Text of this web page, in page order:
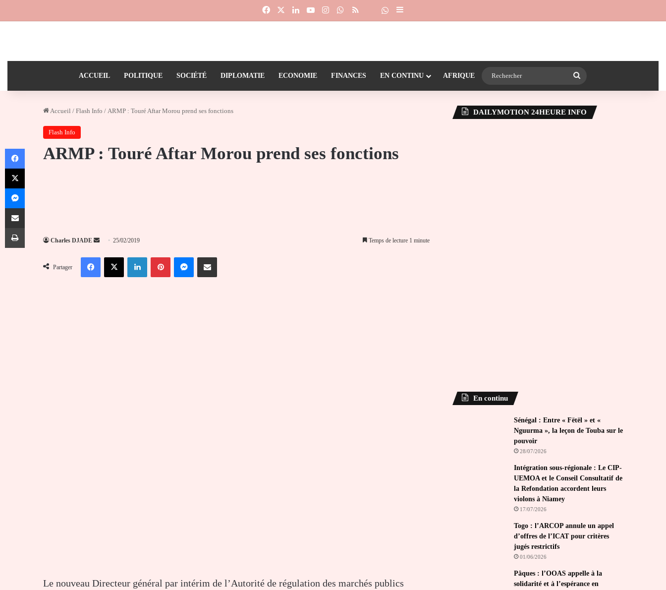
FacebookLinkedinYouTubeInstagramWhatsApp
RSS Dailymotion
Suivre la chaîne 24heureinfo sur WhatsApp
Sidebar (barre latérale)
ACCUEIL POLITIQUE SOCIÉTÉ DIPLOMATIE ECONOMIE FINANCES EN CONTINU AFRIQUE
Accueil / Flash Info / ARMP : Touré Aftar Morou prend ses fonctions
Flash Info
ARMP : Touré Aftar Morou prend ses fonctions
Charles DJADE
Envoyer
courriel
25/02/2019 Temps de lecture 1 minute
Partager
FacebookX LinkedinPinterestMessengerPartager par email
Le nouveau Directeur général par intérim de l’Autorité de régulation des marchés publics
DAILYMOTION 24HEURE INFO
En continu
Sénégal : Entre « Fëtël » et «
Nguurma », la leçon de Touba sur le
pouvoir
28/07/2026
Intégration sous-régionale : Le CIP-
UEMOA et le Conseil Consultatif de
la Refondation accordent leurs
violons à Niamey
17/07/2026
Togo : l’ARCOP annule un appel
d’offres de l’ICAT pour critères
jugés restrictifs
01/06/2026
Pâques : l’OOAS appelle à la
solidarité et à l’espérance en
Facebook
X
Messenger
Partager par email